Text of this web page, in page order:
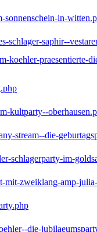
sonnenschein-in-
schlager-saphir--
koehler-praesentierte-
kultparty--
stream--die-
schlagerparty-im-
mit-zweiklang-amp-
die-